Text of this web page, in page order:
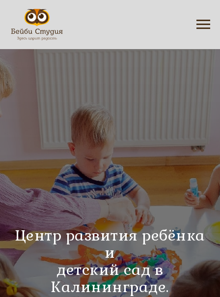
Центр развития ребёнка
и
детский сад в
Калининграде.